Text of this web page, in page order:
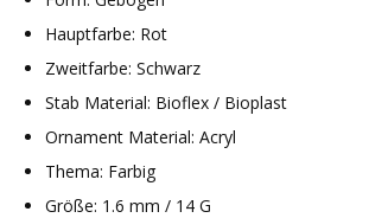
Hauptfarbe: Rot
Zweitfarbe: Schwarz
Stab Material: Bioflex / Bioplast
Ornament Material: Acryl
Thema: Farbig
Größe: 1.6 mm / 14 G